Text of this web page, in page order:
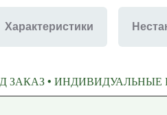
Характеристики
• ИНДИВИДУАЛЬНЫЕ